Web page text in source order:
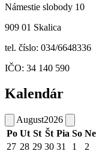
Námestie slobody 10
909 01 Skalica
tel. číslo: 034/6648336
IČO: 34 140 590
Kalendár
August2026
Po Ut St Št Pia So Ne
27 28 29 30 31 1
2